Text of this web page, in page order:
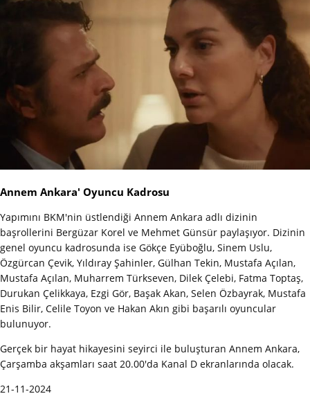
Annem Ankara' Oyuncu Kadrosu
Yapımını BKM'nin üstlendiği Annem Ankara adlı dizinin
başrollerini Bergüzar Korel ve Mehmet Günsür paylaşıyor. Dizinin
genel oyuncu kadrosunda ise Gökçe Eyüboğlu, Sinem Uslu,
Özgürcan Çevik, Yıldıray Şahinler, Gülhan Tekin, Mustafa Açılan,
Mustafa Açılan, Muharrem Türkseven, Dilek Çelebi, Fatma Toptaş,
Durukan Çelikkaya, Ezgi Gör, Başak Akan, Selen Özbayrak, Mustafa
Enis Bilir, Celile Toyon ve Hakan Akın gibi başarılı oyuncular
bulunuyor.
Gerçek bir hayat hikayesini seyirci ile buluşturan Annem Ankara,
Çarşamba akşamları saat 20.00'da Kanal D ekranlarında olacak.
21-11-2024